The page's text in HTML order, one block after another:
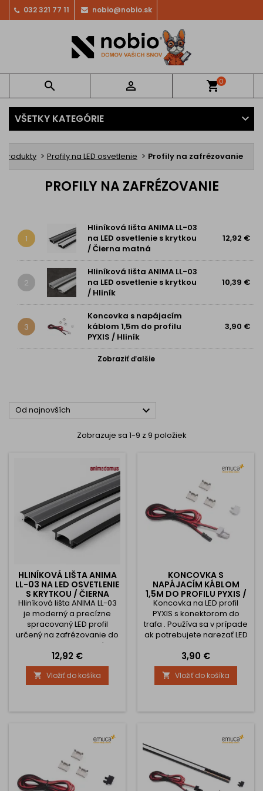
032 321 77 11 nobio@nobio.sk
  shopping_cart0
VŠETKY KATEGÓRIE
produkty Profily na LED osvetlenie Profily na zafrézovanie
PROFILY NA ZAFRÉZOVANIE
1
Hliníková lišta ANIMA LL-03
na LED osvetlenie s krytkou
/ Čierna matná
12,92 €
2
Hliníková lišta ANIMA LL-03
na LED osvetlenie s krytkou
/ Hliník
10,39 €
3
Koncovka s napájacím
káblom 1,5m do profilu
PYXIS / Hliník
3,90 €
Zobraziť ďalšie
Od najnovších 
Zobrazuje sa 1-9 z 9 položiek
HLINÍKOVÁ LIŠTA ANIMA
LL-03 NA LED OSVETLENIE
S KRYTKOU / ČIERNA
MATNÁ
Hliníková lišta ANIMA LL-03
je moderný a precízne
spracovaný LED profil
určený na zafrézovanie do
drevotriesky alebo iného
materiálu. Vďaka hĺbke
zapustenia 5 mm a šírke
drážky 16 mm pôsobí
elegantne a minimalisticky
nenápadné, ale efektívne
detailov. Hlavné výhody: 💎
Kvalitné...
Cena
12,92 €
 Vložiť do košíka
KONCOVKA S
NAPÁJACÍM KÁBLOM
1,5M DO PROFILU PYXIS /
HLINÍK
Koncovka na LED profil
PYXIS s konektorom do
trafa . Používa sa v prípade
ak potrebujete narezať LED
každý pripojiť do zásuvky.
Potom zvolíte počet káblov
, koľko potrebujete lebo pri
LED profilu PYXIS je originál v
takéhoto ukončenia. 1.
koncovka obsahuje všetko,
Cena
3,90 €
 Vložiť do košíka